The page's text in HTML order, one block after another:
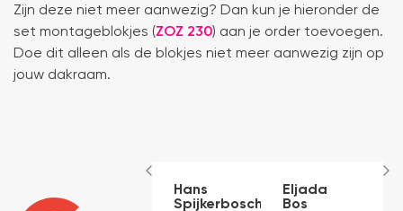
Zijn deze niet meer aanwezig? Dan kun je hieronder de
set montageblokjes (ZOZ 230) aan je order toevoegen.
Doe dit alleen als de blokjes niet meer aanwezig zijn op
jouw dakraam.
Hans
Spijkerbosch
Eljada
Bos